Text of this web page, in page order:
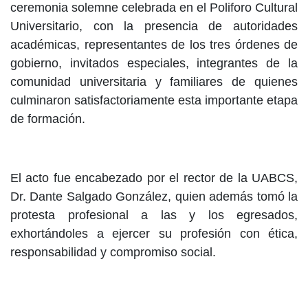
ceremonia solemne celebrada en el Poliforo Cultural
Universitario, con la presencia de autoridades
académicas, representantes de los tres órdenes de
gobierno, invitados especiales, integrantes de la
comunidad universitaria y familiares de quienes
culminaron satisfactoriamente esta importante etapa
de formación.
El acto fue encabezado por el rector de la UABCS,
Dr. Dante Salgado González, quien además tomó la
protesta profesional a las y los egresados,
exhortándoles a ejercer su profesión con ética,
responsabilidad y compromiso social.